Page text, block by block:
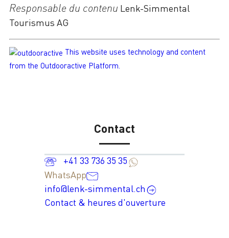
Responsable du contenu Lenk-Simmental
Tourismus AG
This website uses technology and content
from the Outdooractive Platform.
Contact
+41 33 736 35 35
WhatsApp
info@lenk-simmental.ch
Contact & heures d'ouverture